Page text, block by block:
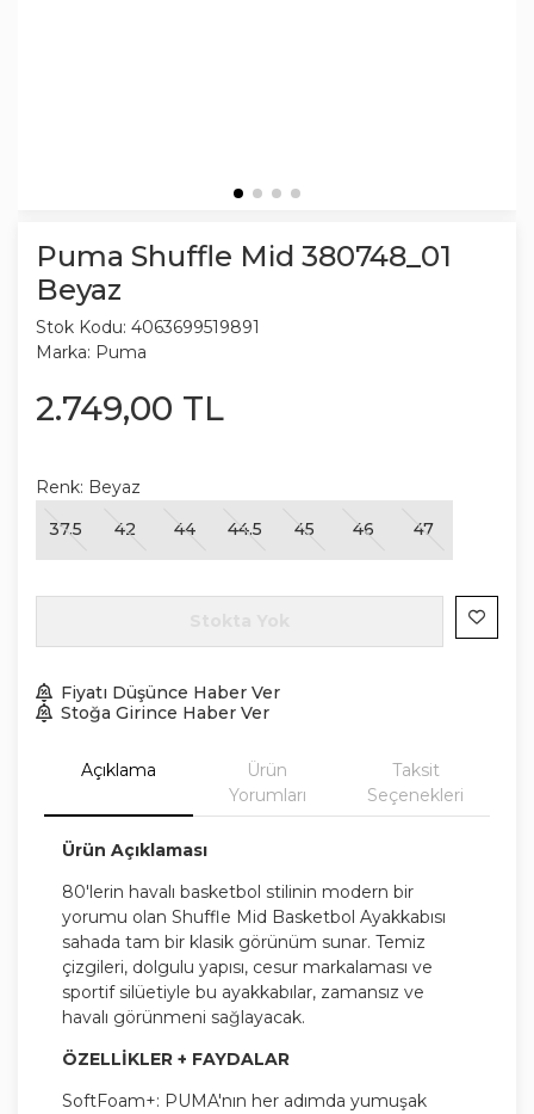
Puma Shuffle Mid 380748_01
Beyaz
Stok Kodu: 4063699519891
Marka: Puma
2.749,00 TL
Renk: Beyaz
37.5
42 44 44.5 45 46 47
Fiyatı Düşünce Haber Ver
Stoğa Girince Haber Ver
Açıklama
Ürün
Yorumları
Taksit
Seçenekleri
Ürün Açıklaması
80'lerin havalı basketbol stilinin modern bir
yorumu olan Shuffle Mid Basketbol Ayakkabısı
sahada tam bir klasik görünüm sunar. Temiz
çizgileri, dolgulu yapısı, cesur markalaması ve
sportif silüetiyle bu ayakkabılar, zamansız ve
havalı görünmeni sağlayacak.
ÖZELLİKLER + FAYDALAR
SoftFoam+: PUMA'nın her adımda yumuşak